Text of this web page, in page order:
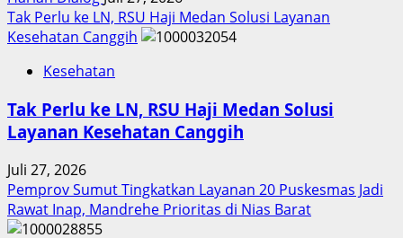
Tak Perlu ke LN, RSU Haji Medan Solusi Layanan
Kesehatan Canggih
Kesehatan
Tak Perlu ke LN, RSU Haji Medan Solusi
Layanan Kesehatan Canggih
Juli 27, 2026
Pemprov Sumut Tingkatkan Layanan 20 Puskesmas Jadi
Rawat Inap, Mandrehe Prioritas di Nias Barat